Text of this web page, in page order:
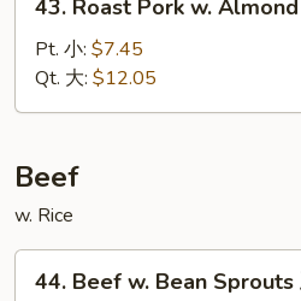
Roast
Pork
Almond
杏
仁
叉
烧
43. Roast Pork w.
Pt. 小: $7.45
Qt. 大: $12.05
Beef
w. Rice
Beef
44. Beef w. Bean Sprouts